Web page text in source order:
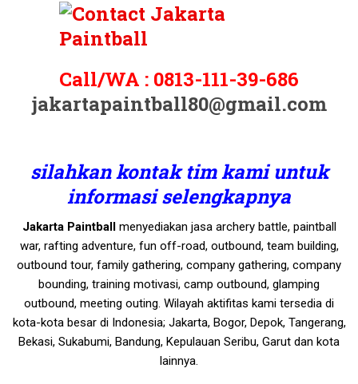
Call/WA : 0813-111-39-686
jakartapaintball80@gmail.com
silahkan kontak tim kami untuk
informasi selengkapnya
Jakarta Paintballmenyediakan jasa archery battle, paintball
war, rafting adventure, fun off-road, outbound, team building,
outbound tour, family gathering, company gathering, company
bounding, training motivasi, camp outbound, glamping
outbound, meeting outing. Wilayah aktifitas kami tersedia di
kota-kota besar di Indonesia; Jakarta, Bogor, Depok, Tangerang,
Bekasi, Sukabumi, Bandung, Kepulauan Seribu, Garut dan kota
lainnya.